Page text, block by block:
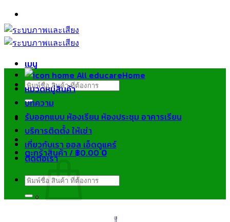
ข้าม
ไป
ยัง
เมนู
ค้นหา:
ตะกร้าสินค้า /฿0.000
Home
หมวดหมู่สินค้า
บทความ
รับออกแบบ ห้องเรียน ห้องประชุม อาคารเรียน
บริการติดตั้ง ให้เช่า
เกี่ยวกับเรา ออล เอ็ดดูแคร์
ติดต่อเรา
ค้นหา: